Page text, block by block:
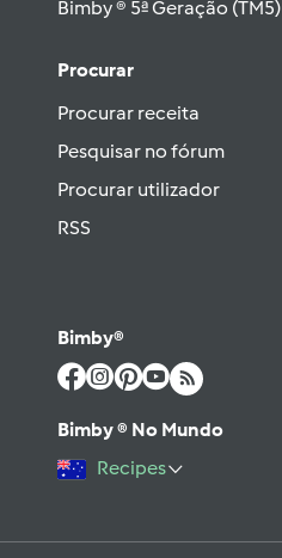
Bimby ® 5ª Geração (TM5)
Procurar
Procurar receita
Pesquisar no fórum
Procurar utilizador
RSS
Bimby®
Bimby ® No Mundo
Recipes